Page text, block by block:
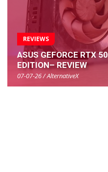
REVIEWS
ASUS GEFORCE RTX
EDITION– REVIEW
07-07-26 / AlternativeX